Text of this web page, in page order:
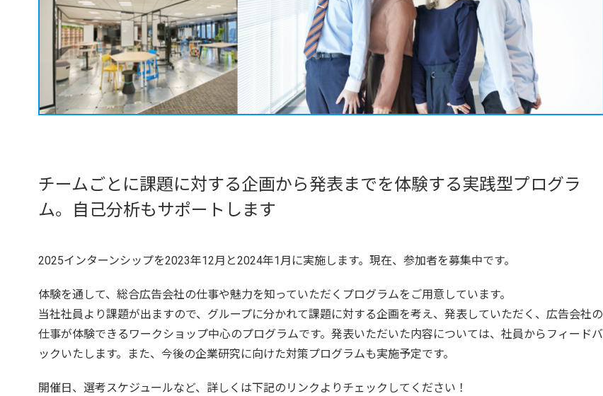
チームごとに課題に対する企画から発表までを体験する実践型プログラ
ム。自己分析もサポートします
2025インターンシップを2023年12月と2024年1月に実施します。現在、参加者を募集中です。
体験を通して、総合広告会社の仕事や魅力を知っていただくプログラムをご用意しています。
当社社員より課題が出ますので、グループに分かれて課題に対する企画を考え、発表していただく、広告会社の
仕事が体験できるワークショップ中心のプログラムです。発表いただいた内容については、社員からフィードバ
ックいたします。また、今後の企業研究に向けた対策プログラムも実施予定です。
開催日、選考スケジュールなど、詳しくは下記のリンクよりチェックしてください！